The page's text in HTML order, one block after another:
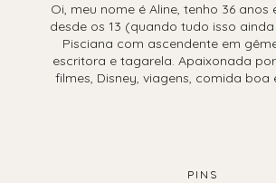
Oi, meu nome é Aline, tenho 36 anos
desde os 13 (quando tudo isso
Pisciana com ascendente em
escritora e tagarela. Apaixonada por
filmes, Disney, viagens, comida boa
PINS